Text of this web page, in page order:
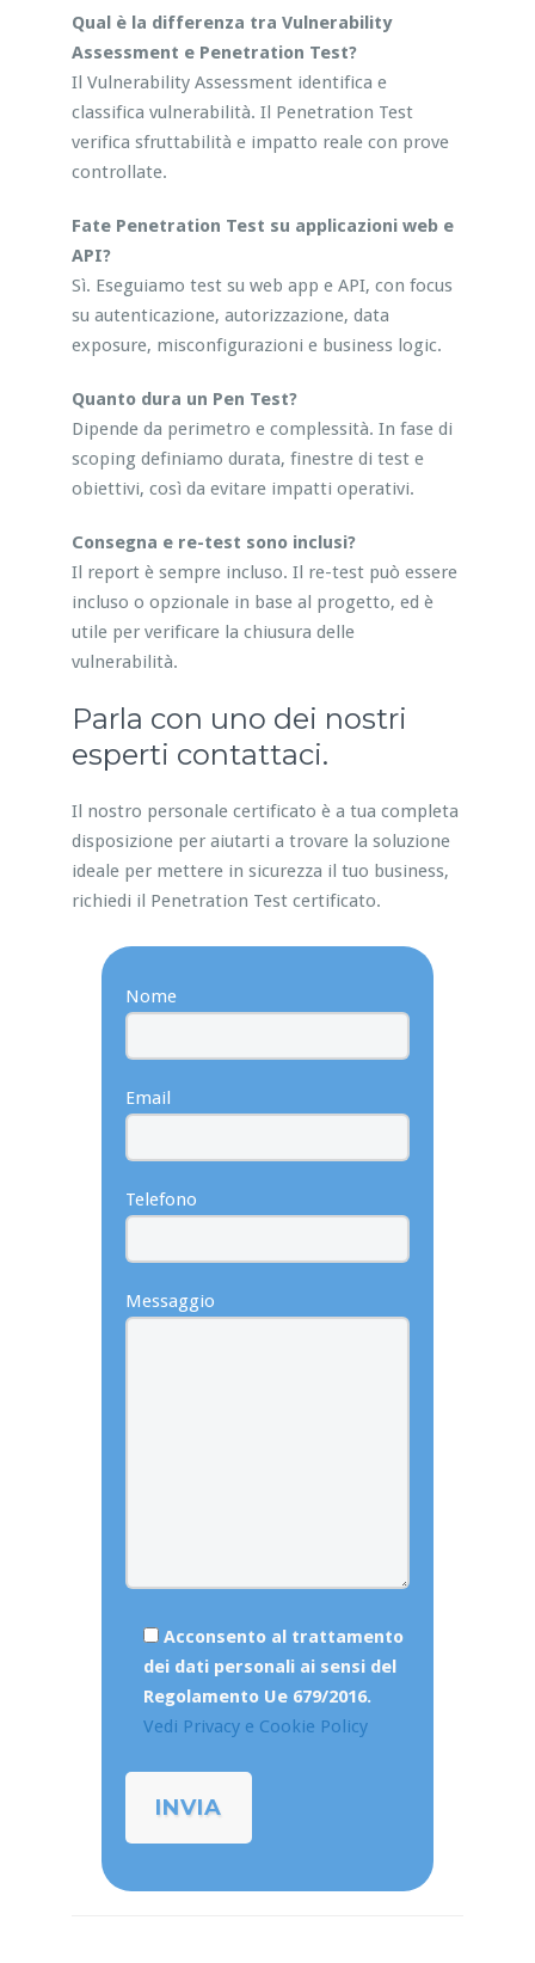
Qual è la differenza tra Vulnerability
Assessment e Penetration Test?
Il Vulnerability Assessment identifica e
classifica vulnerabilità. Il Penetration Test
verifica sfruttabilità e impatto reale con prove
controllate.
Fate Penetration Test su applicazioni web e
API?
Sì. Eseguiamo test su web app e API, con focus
su autenticazione, autorizzazione, data
exposure, misconfigurazioni e business logic.
Quanto dura un Pen Test?
Dipende da perimetro e complessità. In fase di
scoping definiamo durata, finestre di test e
obiettivi, così da evitare impatti operativi.
Consegna e re-test sono inclusi?
Il report è sempre incluso. Il re-test può essere
incluso o opzionale in base al progetto, ed è
utile per verificare la chiusura delle
vulnerabilità.
Parla con uno dei nostri
esperti contattaci.
Il nostro personale certificato è a tua completa
disposizione per aiutarti a trovare la soluzione
ideale per mettere in sicurezza il tuo business,
richiedi il Penetration Test certificato.
Nome
Email
Telefono
Messaggio
Acconsento al trattamento
dei dati personali ai sensi del
Regolamento Ue 679/2016.
Vedi Privacy e Cookie Policy